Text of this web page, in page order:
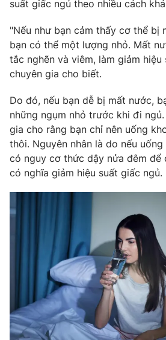
Góc doanh nghiệp
Phim VTV
Hậu trường
Nhân vật
Khán giả
Giải sao mai
Giải trí
Điện ảnh
Sao
Đời sống
Du lịch
Làm đẹp
Chất lượng cuộc sống
Giáo dục
Tuyển sinh
Học trực tuyến
Công nghệ
Hitech Công nghệ tương lai
Sản phẩm
Thị trường
Giao lưu trực tuyến
Lịch phát sóng
Chuyên mục khác
Emagazine
Photo
suất giấc ngủ theo nhiều cách
"Nếu như bạn cảm thấy cơ thể bị
bạn có thể một lượng nhỏ. Mất
tắc nghẽn và viêm, làm giảm hiệu
chuyên gia cho biết.
Do đó, nếu bạn dễ bị mất nước,
những ngụm nhỏ trước khi đi ngủ.
gia cho rằng bạn chỉ nên uống
thôi. Nguyên nhân là do nếu
có nguy cơ thức dậy nửa đêm để
có nghĩa giảm hiệu suất giấc ngủ.